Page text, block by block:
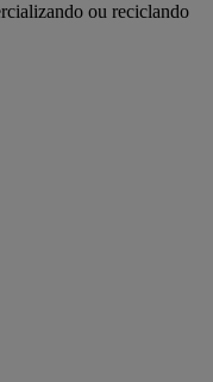
ou reciclando